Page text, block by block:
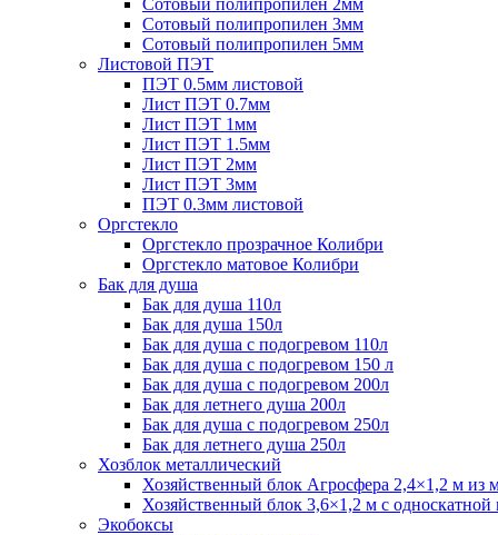
Сотовый полипропилен 2мм
Сотовый полипропилен 3мм
Сотовый полипропилен 5мм
Листовой ПЭТ
ПЭТ 0.5мм листовой
Лист ПЭТ 0.7мм
Лист ПЭТ 1мм
Лист ПЭТ 1.5мм
Лист ПЭТ 2мм
Лист ПЭТ 3мм
ПЭТ 0.3мм листовой
Оргстекло
Оргстекло прозрачное Колибри
Оргстекло матовое Колибри
Бак для душа
Бак для душа 110л
Бак для душа 150л
Бак для душа с подогревом 110л
Бак для душа с подогревом 150 л
Бак для душа с подогревом 200л
Бак для летнего душа 200л
Бак для душа с подогревом 250л
Бак для летнего душа 250л
Хозблок металлический
Хозяйственный блок Агросфера 2,4×1,2 м из
Хозяйственный блок 3,6×1,2 м с
Экобоксы